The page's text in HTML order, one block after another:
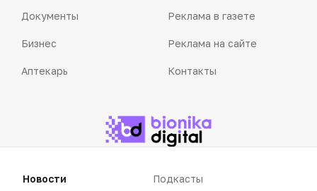
«Редакционная политика»
Документы
Бизнес
Аптекарь
Реклама в газете
Реклама на сайте
Контакты
Новости
Подкасты